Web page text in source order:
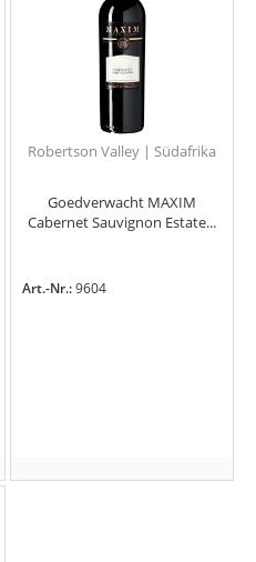
Robertson Valley | Südafrika
Goedverwacht MAXIM
Cabernet Sauvignon Estate...
Art.-Nr.:9604